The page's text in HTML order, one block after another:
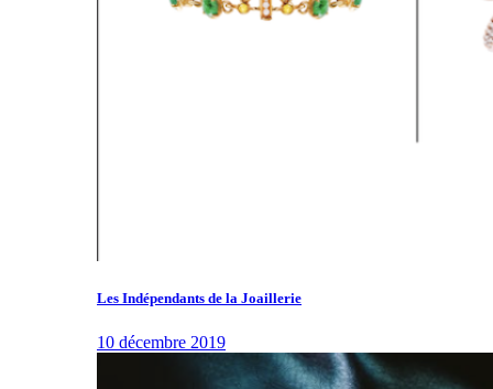
Les Indépendants de la Joaillerie
10 décembre 2019